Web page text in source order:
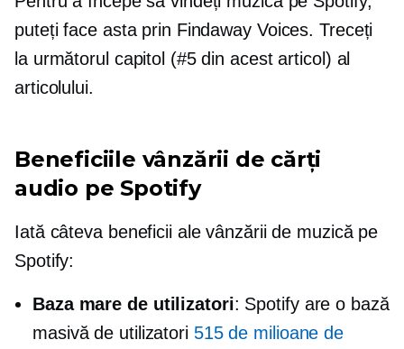
puteți face asta prin Findaway Voices. Treceți
la următorul capitol (#5 din acest articol) al
articolului.
Beneficiile vânzării de cărți
audio pe Spotify
Iată câteva beneficii ale vânzării de muzică pe
Spotify:
Baza mare de utilizatori: Spotify are o bază
masivă de utilizatori 515 de milioane de